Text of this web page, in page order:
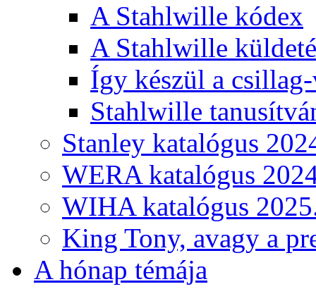
A Stahlwille kódex
A Stahlwille
Így készül a
Stahlwille
Stanley katalógus
WERA katalógus
WIHA katalógus
King Tony, avagy a
A hónap témája